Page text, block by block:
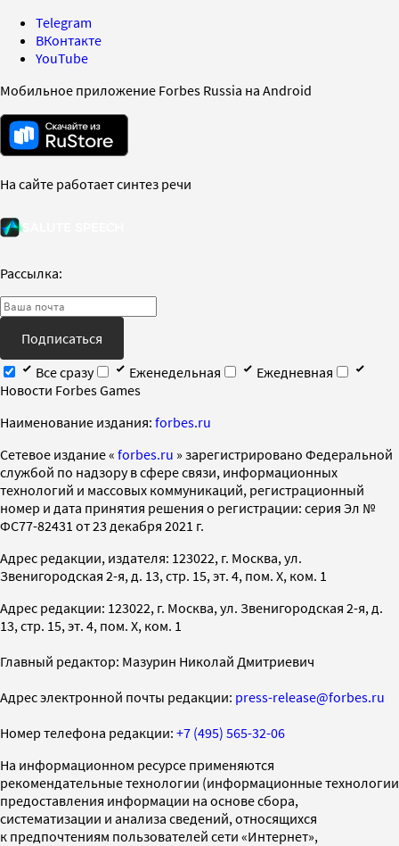
Telegram
ВКонтакте
YouTube
Мобильное приложение Forbes Russia на Android
На сайте работает синтез речи
Рассылка:
Подписаться
Все сразу
Еженедельная
Ежедневная
Новости Forbes Games
Наименование издания: forbes.ru
Cетевое издание « forbes.ru » зарегистрировано Федеральной
службой по надзору в сфере связи, информационных
технологий и массовых коммуникаций, регистрационный
номер и дата принятия решения о регистрации: серия Эл №
ФС77-82431 от 23 декабря 2021 г.
Адрес редакции, издателя: 123022, г. Москва, ул.
Звенигородская 2-я, д. 13, стр. 15, эт. 4, пом. X, ком. 1
Адрес редакции: 123022, г. Москва, ул. Звенигородская 2-я, д.
13, стр. 15, эт. 4, пом. X, ком. 1
Главный редактор: Мазурин Николай Дмитриевич
Адрес электронной почты редакции: press-release@forbes.ru
Номер телефона редакции: +7 (495) 565-32-06
На информационном ресурсе применяются
рекомендательные технологии (информационные технологии
предоставления информации на основе сбора,
систематизации и анализа сведений, относящихся
к предпочтениям пользователей сети «Интернет»,